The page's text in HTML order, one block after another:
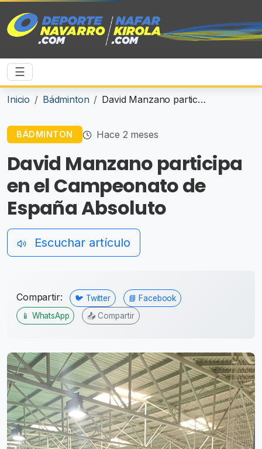
☰
Inicio Bádminton David Manzano participa en el Campeonato de España Absoluto
BÁDMINTON Hace 2 meses
David Manzano participa
en el Campeonato de
España Absoluto
Escuchar artículo
Compartir: 🐦 Twitter
📘 Facebook
📱 WhatsApp
📤 Compartir